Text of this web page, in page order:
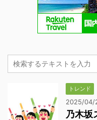
トレンド
2025/04/
乃木坂